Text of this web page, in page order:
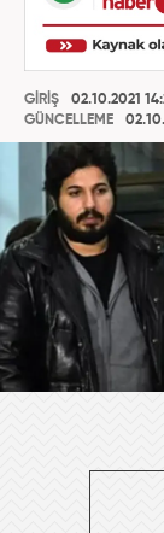
GİRİŞ
02.10.2021
GÜNCELLEME